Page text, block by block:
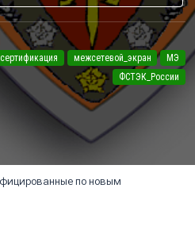
сертификация межсетевой_экран
МЭ
ФСТЭК_России
по новым